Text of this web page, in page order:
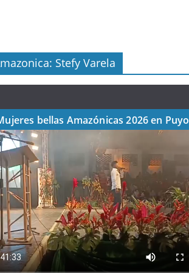
Stefy Varela
bellas Amazónicas 2026 en Puyo